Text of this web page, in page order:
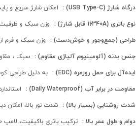
درگاه شارژ (USB Type-C) :
امکان شارژ سریع و
نوع باتری (16340A قابل شارژ) :
وزن سبک و
طراحی (جمع‌وجور و خوش‌دست) : وزن سبک و فرم
جنس بدنه (آلومینیوم آلیاژی مقاوم) : سبک ،
ایده‌آل برای حمل روزمره (EDC) :
به دلیل طراحی
مقاومت در برابر آب (Daily Waterproof) :
شدت روشنایی (بسیار بالا) : شدت نور بالا، امکان
دوام و طول عمر بالا :